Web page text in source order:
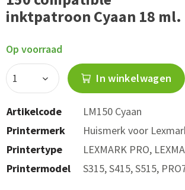
inktpatroon Cyaan 18 ml.
Op voorraad
In winkelwagen
Artikelcode
LM150 Cyaan
Printermerk
Huismerk voor
Printertype
LEXMARK PRO,
Printermodel
S315, S415, S515,